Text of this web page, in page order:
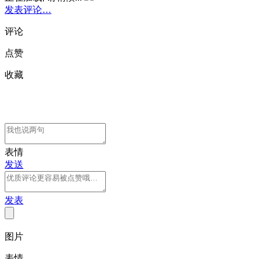
发表评论…
评论
点赞
收藏
表情
发送
发表
图片